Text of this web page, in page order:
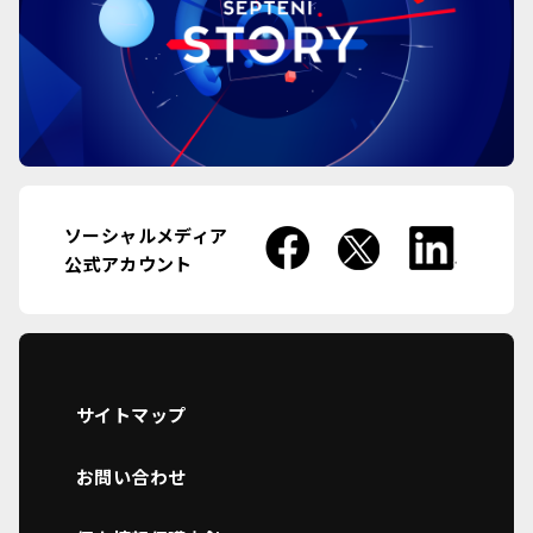
ソーシャルメディア
公式アカウント
サイトマップ
お問い合わせ